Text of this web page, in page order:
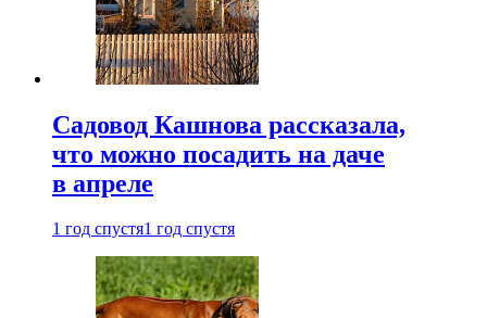
Садовод Кашнова рассказала,
что можно посадить на даче
в апреле
1 год спустя1 год спустя